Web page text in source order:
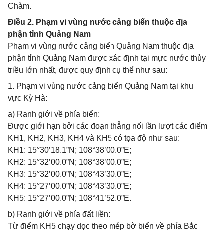
Chàm.
Điều 2. Phạm vi vùng nước cảng biển thuộc địa
phận tỉnh Quảng Nam
Phạm vi vùng nước cảng biển Quảng Nam thuộc địa
phận tỉnh Quảng Nam được xác định tại mực nước thủy
triều lớn nhất, được quy định cụ thể như sau:
1. Phạm vi vùng nước cảng biển Quảng Nam tại khu
vực Kỳ Hà:
a) Ranh giới về phía biển:
Được giới hạn bởi các đoạn thẳng nối lần lượt các điểm
KH1, KH2, KH3, KH4 và KH5 có tọa độ như sau:
KH1: 15°30’18.1”N; 108°38’00.0”E;
KH2: 15°32’00.0”N; 108°38’00.0”E;
KH3: 15°32’00.0”N; 108°43’30.0”E;
KH4: 15°27’00.0”N; 108°43’30.0”E;
KH5: 15°27’00.0”N; 108°41’52.0”E.
b) Ranh giới về phía đất liền:
Từ điểm KH5 chạy dọc theo mép bờ biển về phía Bắc